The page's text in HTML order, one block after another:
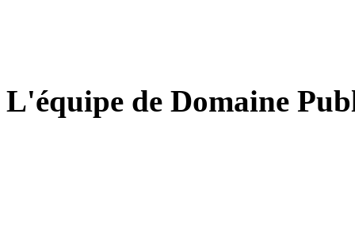
L'équipe de Domaine